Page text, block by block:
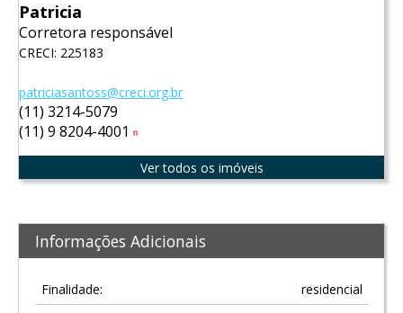
Patricia
Corretora responsável
CRECI: 225183
patriciasantoss@creci.org.br
(11) 3214-5079
(11) 9 8204-4001
Ver todos os imóveis
Informações Adicionais
Finalidade: residencial